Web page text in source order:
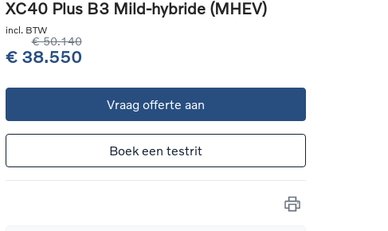
uw auto
XC40 Plus B3 Mild-hybride (MHEV)
incl. BTW
€ 50.140
€ 38.550
Vraag offerte aan
Boek een testrit